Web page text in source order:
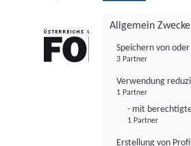
Allgemein Zwecke
Speichern von
3 Partner
Verwendung
1 Partner
- mit
1 Partner
Erstellung von
FONDS professionell